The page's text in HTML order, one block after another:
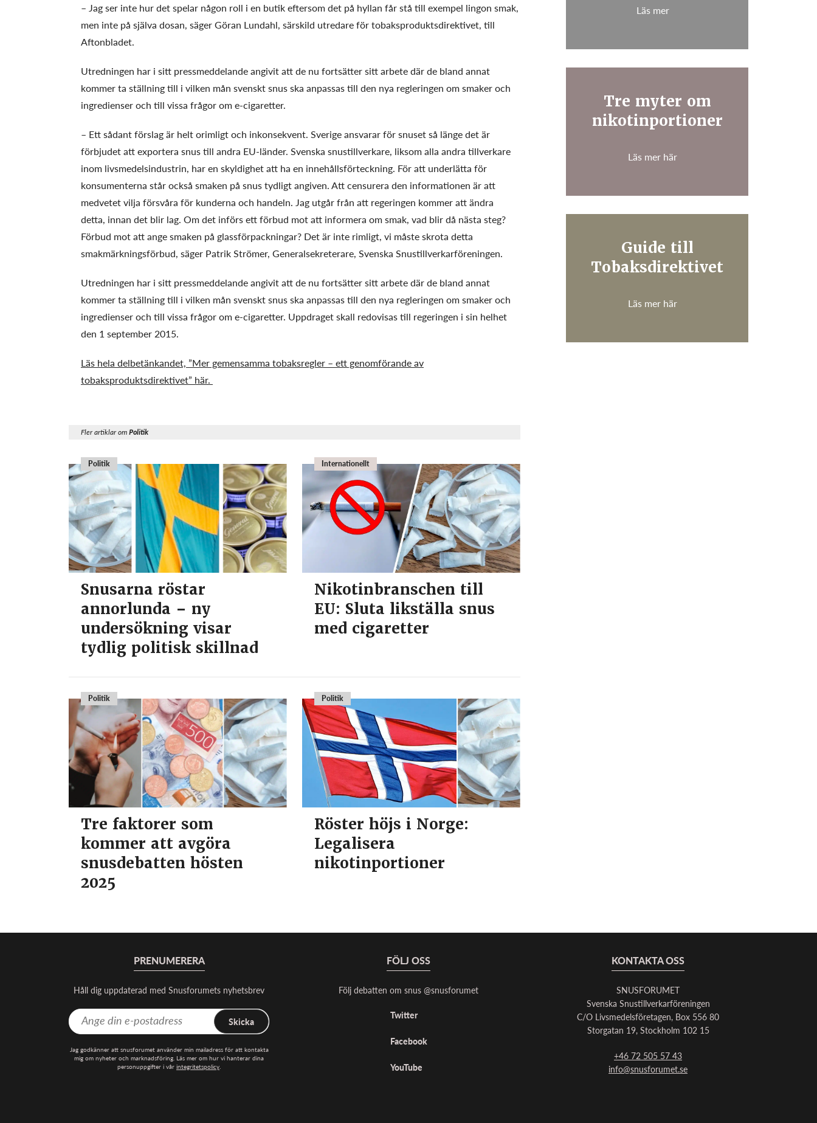
– Jag ser inte hur det spelar någon roll i en butik eftersom det på hyllan får stå till exempel lingon smak,
men inte på själva dosan, säger Göran Lundahl, särskild utredare för tobaksproduktsdirektivet, till
Aftonbladet.
Utredningen har i sitt pressmeddelande angivit att de nu fortsätter sitt arbete där de bland annat
kommer ta ställning till i vilken mån svenskt snus ska anpassas till den nya regleringen om smaker och
ingredienser och till vissa frågor om e-cigaretter.
– Ett sådant förslag är helt orimligt och inkonsekvent. Sverige ansvarar för snuset så länge det är
förbjudet att exportera snus till andra EU-länder. Svenska snustillverkare, liksom alla andra tillverkare
inom livsmedelsindustrin, har en skyldighet att ha en innehållsförteckning. För att underlätta för
konsumenterna står också smaken på snus tydligt angiven. Att censurera den informationen är att
medvetet vilja försvåra för kunderna och handeln. Jag utgår från att regeringen kommer att ändra
detta, innan det blir lag. Om det införs ett förbud mot att informera om smak, vad blir då nästa steg?
Förbud mot att ange smaken på glassförpackningar? Det är inte rimligt, vi måste skrota detta
smakmärkningsförbud, säger Patrik Strömer, Generalsekreterare, Svenska Snustillverkarföreningen.
Utredningen har i sitt pressmeddelande angivit att de nu fortsätter sitt arbete där de bland annat
kommer ta ställning till i vilken mån svenskt snus ska anpassas till den nya regleringen om smaker och
ingredienser och till vissa frågor om e-cigaretter. Uppdraget skall redovisas till regeringen i sin helhet
den 1 september 2015.
Läs hela delbetänkandet, ”Mer gemensamma tobaksregler – ett genomförande av
tobaksproduktsdirektivet” här.
Fler artiklar omPolitik
Politik
Snusarna röstar
annorlunda – ny
undersökning visar
tydlig politisk skillnad
Internationellt
Nikotinbranschen till
EU: Sluta likställa snus
med cigaretter
Politik
Tre faktorer som
kommer att avgöra
snusdebatten hösten
2025
Politik
Röster höjs i Norge:
Legalisera
nikotinportioner
Läs mer
Tre myter om
nikotinportioner
Läs mer här
Guide till
Tobaksdirektivet
Läs mer här
PRENUMERERA
Håll dig uppdaterad med Snusforumets nyhetsbrev
Skicka
Jag godkänner att snusforumet använder min mailadress för att kontakta
mig om nyheter och marknadsföring. Läs mer om hur vi hanterar dina
personuppgifter i vår integritetspolicy.
FÖLJ OSS
Följ debatten om snus @snusforumet
Twitter
Facebook
YouTube
KONTAKTA OSS
SNUSFORUMET
Svenska Snustillverkarföreningen
C/O Livsmedelsföretagen, Box 556 80
Storgatan 19, Stockholm 102 15
+46 72 505 57 43
info@snusforumet.se